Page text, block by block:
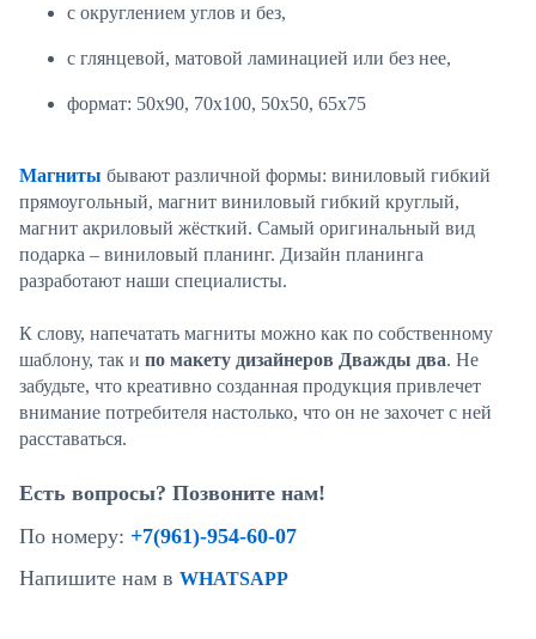
с округлением углов и без,
с глянцевой, матовой ламинацией или без нее,
формат: 50х90, 70х100, 50х50, 65х75
Магниты бывают различной формы: виниловый гибкий
прямоугольный, магнит виниловый гибкий круглый,
магнит акриловый жёсткий. Самый оригинальный вид
подарка – виниловый планинг. Дизайн планинга
разработают наши специалисты.
К слову, напечатать магниты можно как по собственному
шаблону, так и по макету дизайнеров Дважды два. Не
забудьте, что креативно созданная продукция привлечет
внимание потребителя настолько, что он не захочет с ней
расставаться.
Есть вопросы? Позвоните нам!
По номеру: +7(961)-954-60-07
Напишите нам в WHATSAPP